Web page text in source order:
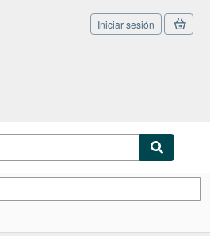
Iniciar sesión